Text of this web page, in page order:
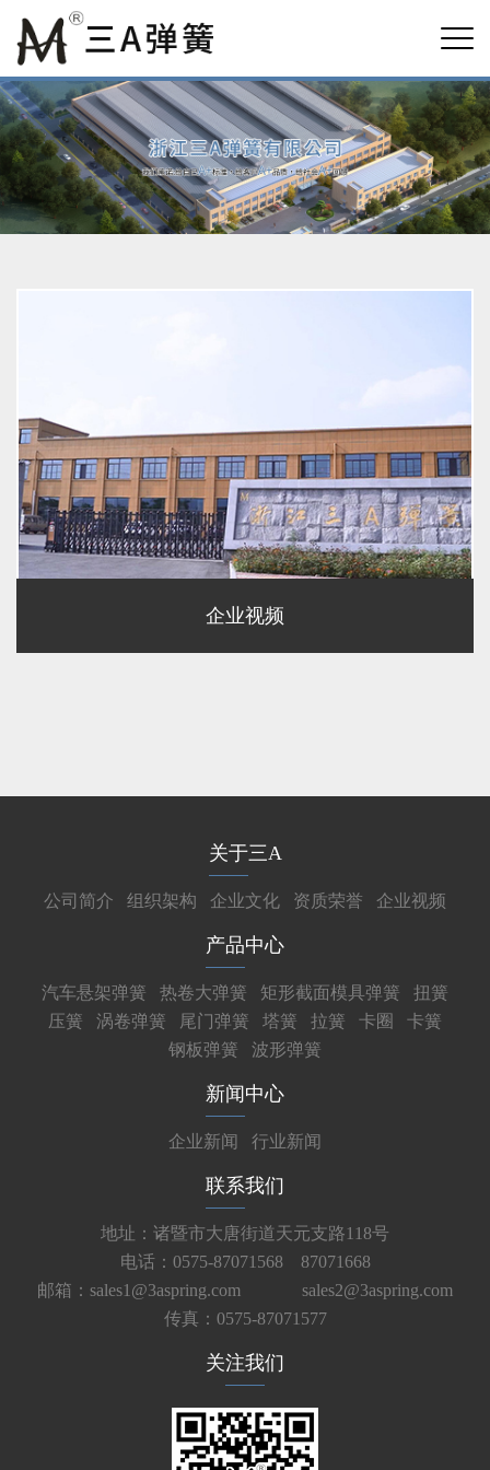
企业视频
关于三A
公司简介 组织架构 企业文化 资质荣誉 企业视频
产品中心
汽车悬架弹簧 热卷大弹簧 矩形截面模具弹簧
扭簧
压簧
涡卷弹簧 尾门弹簧 塔簧 拉簧 卡圈
卡簧
钢板弹簧
波形弹簧
新闻中心
企业新闻 行业新闻
联系我们
地址：诸暨市大唐街道天元支路118号
电话：0575-87071568 87071668
邮箱：sales1@3aspring.com
sales2@3aspring.com
传真：0575-87071577
关注我们